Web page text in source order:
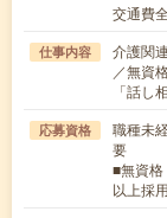
交通費
仕事内容
介護関連
／無資
「話し
応募資格
職種未
要
■無資格
以上採